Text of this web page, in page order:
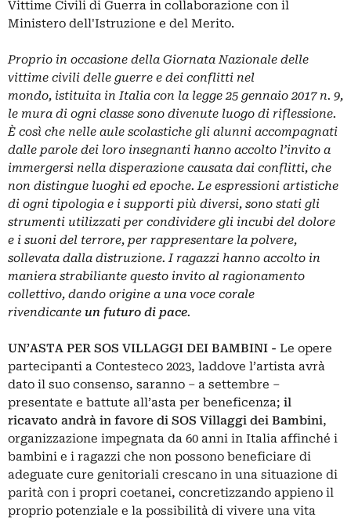
Vittime Civili di Guerra in collaborazione con il
Ministero dell'Istruzione e del Merito.
Proprio in occasione della Giornata Nazionale delle
vittime civili delle guerre e dei conflitti nel
mondo, istituita in Italia con la legge 25 gennaio 2017 n. 9,
le mura di ogni classe sono divenute luogo di riflessione.
È così che nelle aule scolastiche gli alunni accompagnati
dalle parole dei loro insegnanti hanno accolto l’invito a
immergersi nella disperazione causata dai conflitti, che
non distingue luoghi ed epoche. Le espressioni artistiche
di ogni tipologia e i supporti più diversi, sono stati gli
strumenti utilizzati per condividere gli incubi del dolore
e i suoni del terrore, per rappresentare la polvere,
sollevata dalla distruzione. I ragazzi hanno accolto in
maniera strabiliante questo invito al ragionamento
collettivo, dando origine a una voce corale
rivendicante un futuro di pace.
UN’ASTA PER SOS VILLAGGI DEI BAMBINI - Le opere
partecipanti a Contesteco 2023, laddove l’artista avrà
dato il suo consenso, saranno – a settembre –
presentate e battute all’asta per beneficenza; il
ricavato andrà in favore di SOS Villaggi dei Bambini,
organizzazione impegnata da 60 anni in Italia affinché i
bambini e i ragazzi che non possono beneficiare di
adeguate cure genitoriali crescano in una situazione di
parità con i propri coetanei, concretizzando appieno il
proprio potenziale e la possibilità di vivere una vita